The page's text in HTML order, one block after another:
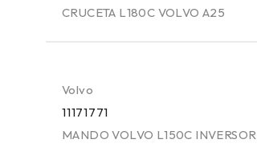
CRUCETA L180C VOLVO A25
Volvo
11171771
MANDO VOLVO L150C INVERSOR